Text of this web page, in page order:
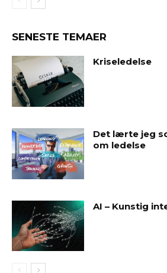
SENESTE TEMAER
Kriseledelse
Det lærte jeg
om ledelse
AI – Kunstig